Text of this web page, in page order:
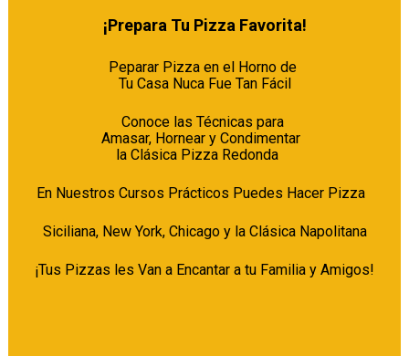
¡Prepara Tu Pizza Favorita!
Peparar Pizza en el Horno de
Tu Casa Nuca Fue Tan Fácil
Conoce las Técnicas para
Amasar, Hornear y Condimentar
la Clásica Pizza Redonda
En Nuestros Cursos Prácticos Puedes Hacer Pizza
Siciliana, New York, Chicago y la Clásica Napolitana
¡Tus Pizzas les Van a Encantar a tu Familia y Amigos!